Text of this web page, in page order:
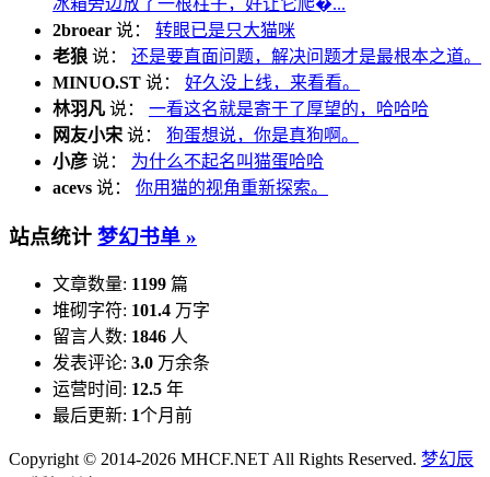
冰箱旁边放了一根柱子，好让它爬�...
2broear 说： 转眼已是只大猫咪
老狼 说： 还是要直面问题，解决问题才是最根本之道。
MINUO.ST 说： 好久没上线，来看看。
林羽凡 说： 一看这名就是寄于了厚望的，哈哈哈
网友小宋 说： 狗蛋想说，你是真狗啊。
小彦 说： 为什么不起名叫猫蛋哈哈
acevs 说： 你用猫的视角重新探索。
站点统计 梦幻书单 »
文章数量: 1199 篇
堆砌字符: 101.4 万字
留言人数: 1846 人
发表评论: 3.0 万余条
运营时间: 12.5 年
最后更新: 1个月前
Copyright © 2014-2026 MHCF.NET All Rights Reserved. 梦幻辰